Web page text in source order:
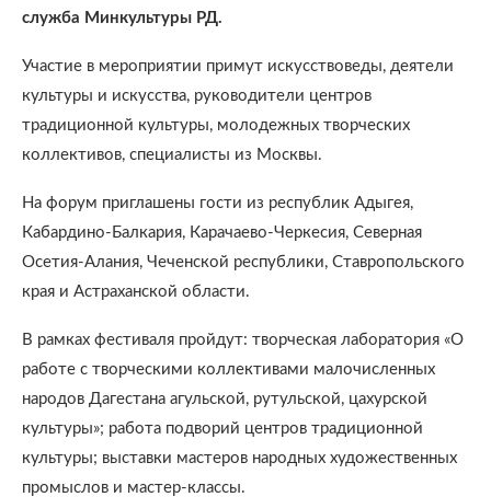
служба Минкультуры РД.
Участие в мероприятии примут искусствоведы, деятели
культуры и искусства, руководители центров
традиционной культуры, молодежных творческих
коллективов, специалисты из Москвы.
На форум приглашены гости из республик Адыгея,
Кабардино-Балкария, Карачаево-Черкесия, Северная
Осетия-Алания, Чеченской республики, Ставропольского
края и Астраханской области.
В рамках фестиваля пройдут: творческая лаборатория «О
работе с творческими коллективами малочисленных
народов Дагестана агульской, рутульской, цахурской
культуры»; работа подворий центров традиционной
культуры; выставки мастеров народных художественных
промыслов и мастер-классы.